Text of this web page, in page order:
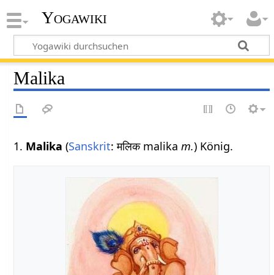
Yogawiki
Malika
1. Malika (Sanskrit: मलिक malikam.) König.